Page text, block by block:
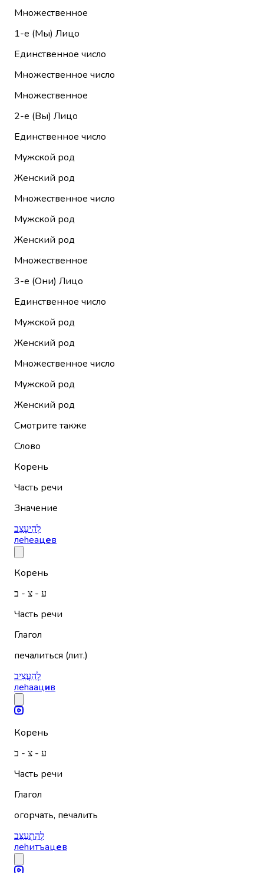
Множественное
1-е (Мы) Лицо
Единственное число
Множественное число
Множественное
2-е (Вы) Лицо
Единственное число
Мужской род
Женский род
Множественное число
Мужской род
Женский род
Множественное
3-е (Они) Лицо
Единственное число
Мужской род
Женский род
Множественное число
Мужской род
Женский род
Смотрите также
Слово
Корень
Часть речи
Значение
לְהֵיעָצֵב
леhеацев
Корень
ע - צ - ב
Часть речи
Глагол
печалиться (лит.)
לְהַעֲצִיב
леhаацив
Корень
ע - צ - ב
Часть речи
Глагол
огорчать, печалить
לְהִתְעַצֵּב
леhитъацев